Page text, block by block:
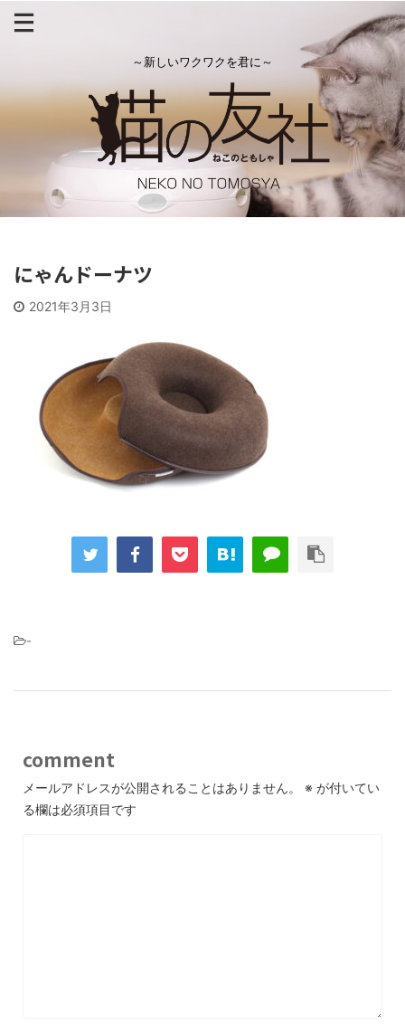
～新しいワクワクを君に～
にゃんドーナツ
2021年3月3日
-
comment
メールアドレスが公開されることはありません。 ※ が付いてい
る欄は必須項目です